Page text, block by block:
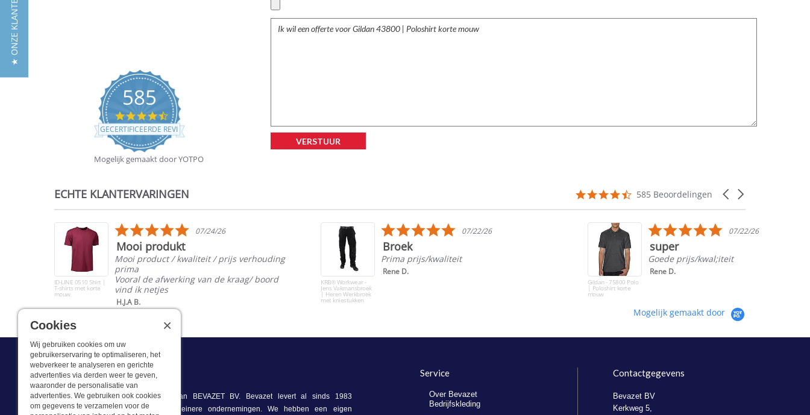
585
4.5
star
rating
GECERTIFICEERDE REVIEWS
Mogelijk gemaakt door YOTPO
ECHTE KLANTERVARINGEN
Reviews
Carousel
4.5
rating
585 Beoordelingen
ID-LINE 0510 Shirt |
T-shirts met korte
mouw
5.0
star
07/24/26
Mooi produkt
Mooi product / kwaliteit / prijs verhouding
prima
Vooral de afwerking van de kraag/ boord
vind ik netjes
H.J.A B.
KRB® Workwear -
Jens Vakmansbroek
| Heren Werkbroek
met kniestukken
5.0
star
07/22/26
Broek
Prima prijs/kwaliteit
Rene D.
Gildan - 75800 Polo
| Poloshirt korte
mouw
5.0
star
07/22/26
super
Goede prijs/kwal;iteit
Rene D.
Mogelijk gemaakt door
Service
Over Bevazet
Bedrijfskleding
Contactgegevens
Bevazet BV
Kerkweg 5,
Wat we doen
Deze webshop is onderdeel van BEVAZET BV. Bevazet levert al sinds 1983
bedrijfskleding aan grote en kleinere ondernemingen. We hebben een eigen
Cookies
Wij gebruiken cookies om uw
gebruikerservaring te optimaliseren, het
webverkeer te analyseren en gerichte
advertenties via derden weer te geven,
waaronder de personalisatie van
advertenties. We gebruiken ook cookies
om gegevens te verzamelen voor de
×